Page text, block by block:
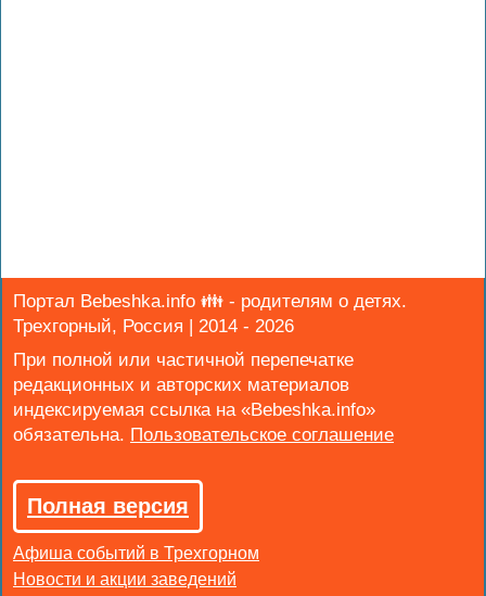
Портал Bebeshka.info 👪 - родителям о детях.
Трехгорный, Россия | 2014 - 2026
При полной или частичной перепечатке
редакционных и авторских материалов
индексируемая ссылка на «Bebeshka.info»
обязательна.
Полная версия
Афиша событий в Трехгорном
Новости и акции заведений